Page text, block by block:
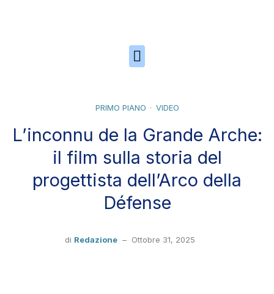
PRIMO PIANO VIDEO
L’inconnu de la Grande Arche:
il film sulla storia del
progettista dell’Arco della
Défense
di Redazione– Ottobre 31, 2025